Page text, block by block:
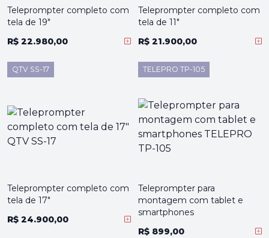
Teleprompter completo com
tela de 19"
R$ 22.980,00
Teleprompter completo com
tela de 11"
R$ 21.900,00
QTV SS-17
Teleprompter completo com
tela de 17"
R$ 24.900,00
TELEPRO TP-105
Teleprompter para
montagem com tablet e
smartphones
R$ 899,00